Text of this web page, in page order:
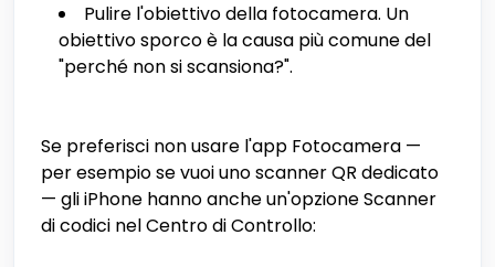
Pulire l'obiettivo della fotocamera. Un
obiettivo sporco è la causa più comune del
"perché non si scansiona?".
Se preferisci non usare l'app Fotocamera —
per esempio se vuoi uno scanner QR dedicato
— gli iPhone hanno anche un'opzione Scanner
di codici nel Centro di Controllo: